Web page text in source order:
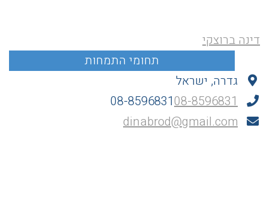
דינה ברוצקי
גדרה, ישראל
08-859683108-8596831
dinabrod@gmail.com